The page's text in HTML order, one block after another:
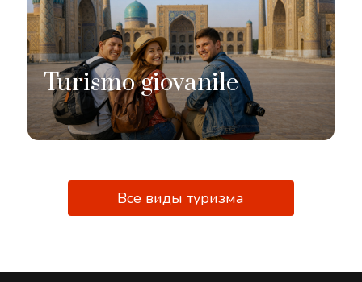
Turismo giovanile
Все виды туризма